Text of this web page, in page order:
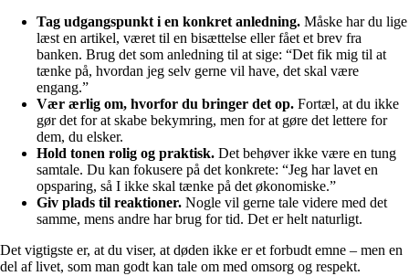
Tag udgangspunkt i en konkret anledning. Måske har du lige
læst en artikel, været til en bisættelse eller fået et brev fra
banken. Brug det som anledning til at sige: “Det fik mig til at
tænke på, hvordan jeg selv gerne vil have, det skal være
engang.”
Vær ærlig om, hvorfor du bringer det op. Fortæl, at du ikke
gør det for at skabe bekymring, men for at gøre det lettere for
dem, du elsker.
Hold tonen rolig og praktisk. Det behøver ikke være en tung
samtale. Du kan fokusere på det konkrete: “Jeg har lavet en
opsparing, så I ikke skal tænke på det økonomiske.”
Giv plads til reaktioner. Nogle vil gerne tale videre med det
samme, mens andre har brug for tid. Det er helt naturligt.
Det vigtigste er, at du viser, at døden ikke er et forbudt emne – men en
del af livet, som man godt kan tale om med omsorg og respekt.